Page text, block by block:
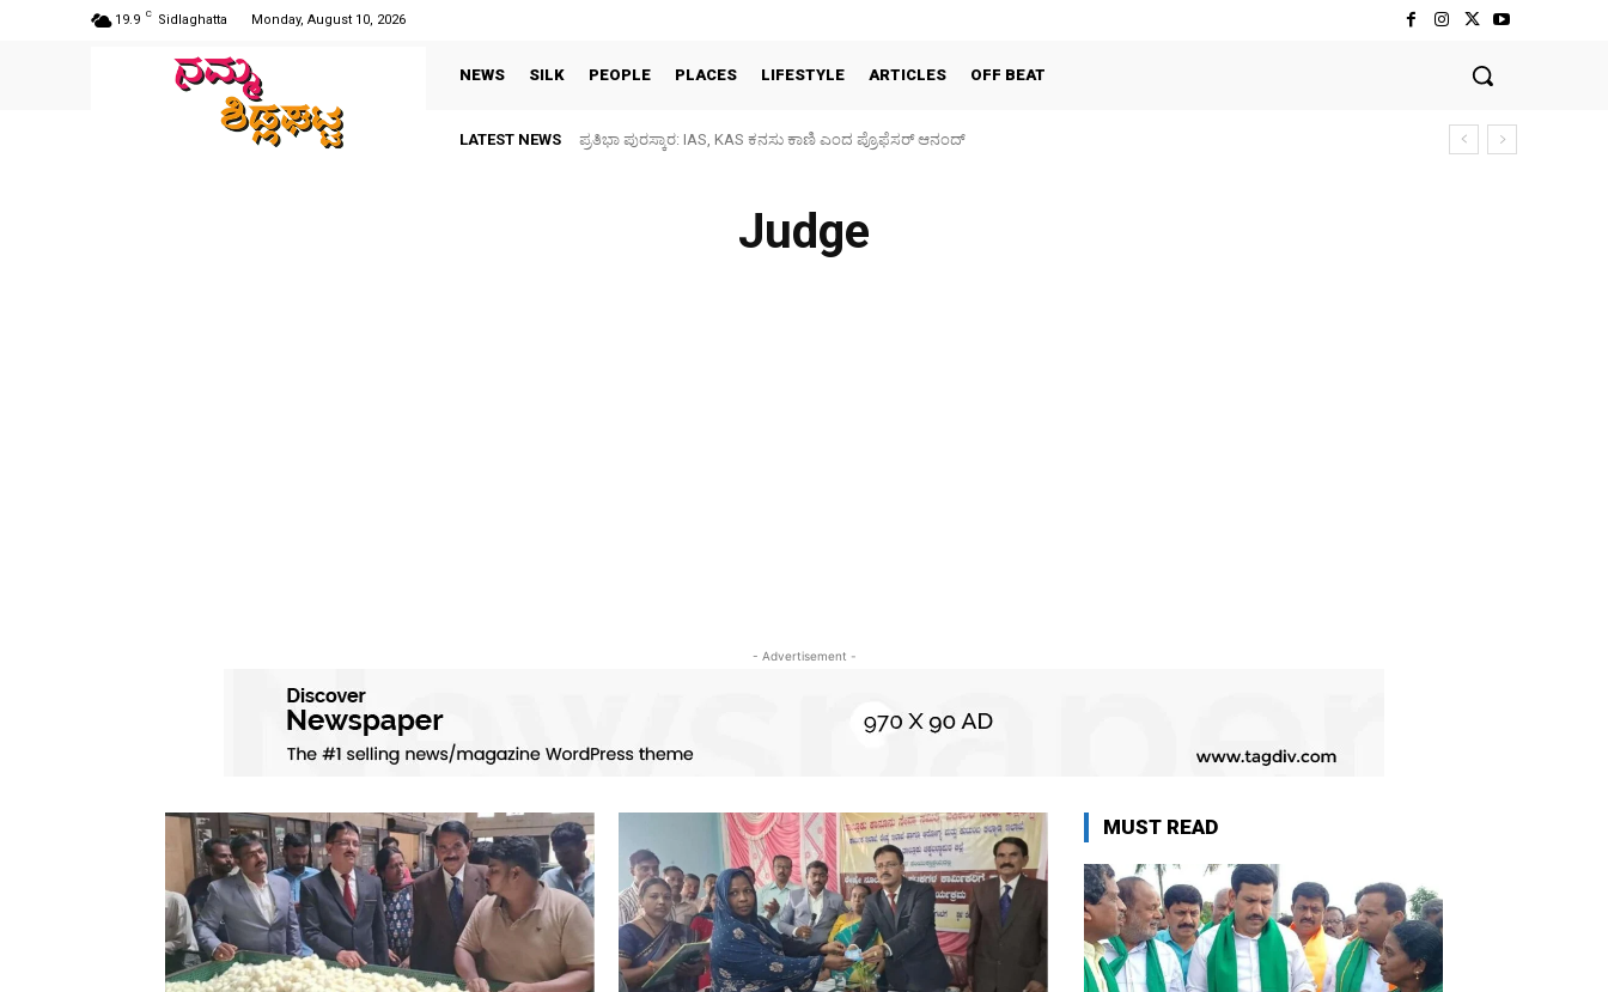
19.9 C Sidlaghatta Monday, August 10, 2026
NEWS SILK PEOPLE PLACES LIFESTYLE ARTICLES OFF BEAT
LATEST NEWS ಪ್ರತಿಭಾ ಪುರಸ್ಕಾರ: IAS, KAS ಕನಸು ಕಾಣಿ ಎಂದ ಪ್ರೊಫೆಸರ್ ಆನಂದ್
Judge
- Advertisement -
MUST READ